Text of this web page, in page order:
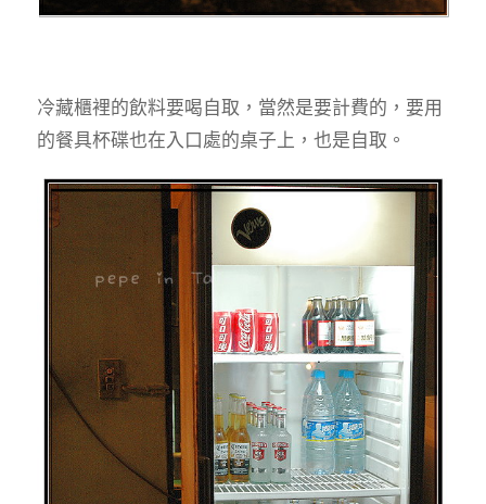
冷藏櫃裡的飲料要喝自取，當然是要計費的，要用
的餐具杯碟也在入口處的桌子上，也是自取。